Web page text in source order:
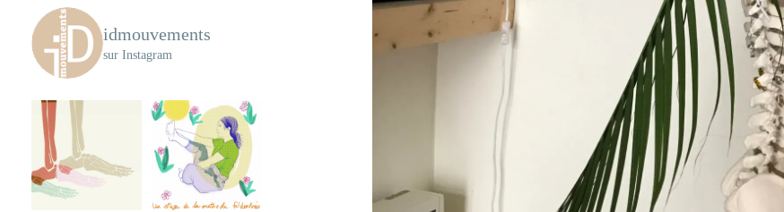
idmouvements
sur Instagram